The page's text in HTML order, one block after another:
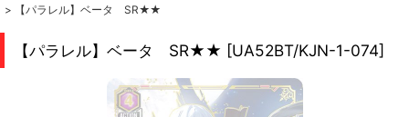
>
【パラレル】ベータ SR★★
【パラレル】ベータ SR★★ [UA52BT/KJN-1-074]